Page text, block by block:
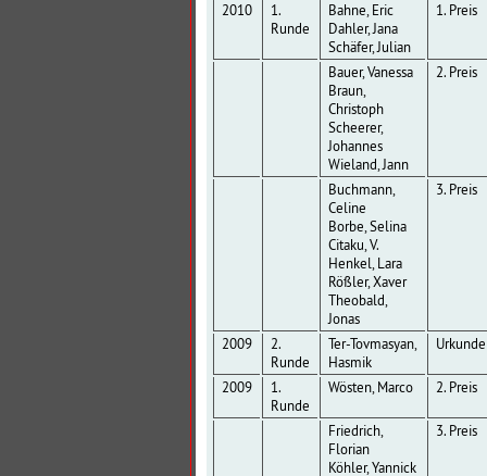
2010
1.
Runde
Bahne, Eric
Dahler, Jana
Schäfer, Julian
1. Preis
Bauer, Vanessa
Braun,
Christoph
Scheerer,
Johannes
Wieland, Jann
2. Preis
Buchmann,
Celine
Borbe, Selina
Citaku, V.
Henkel, Lara
Rößler, Xaver
Theobald,
Jonas
3. Preis
2009
2.
Runde
Ter-Tovmasyan,
Hasmik
Urkunde
2009
1.
Runde
Wösten, Marco 2. Preis
Friedrich,
Florian
Köhler, Yannick
3. Preis